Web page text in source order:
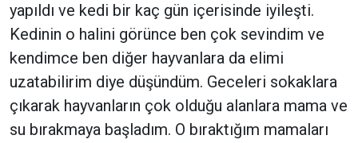
yapıldı ve kedi bir kaç gün içerisinde iyileşti.
Kedinin o halini görünce ben çok sevindim ve
kendimce ben diğer hayvanlara da elimi
uzatabilirim diye düşündüm. Geceleri sokaklara
çıkarak hayvanların çok olduğu alanlara mama ve
su bırakmaya başladım. O bıraktığım mamaları